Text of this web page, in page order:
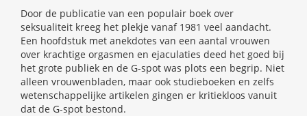
Door de publicatie van een populair boek over
seksualiteit kreeg het plekje vanaf 1981 veel aandacht.
Een hoofdstuk met anekdotes van een aantal vrouwen
over krachtige orgasmen en ejaculaties deed het goed bij
het grote publiek en de G-spot was plots een begrip. Niet
alleen vrouwenbladen, maar ook studieboeken en zelfs
wetenschappelijke artikelen gingen er kritiekloos vanuit
dat de G-spot bestond.